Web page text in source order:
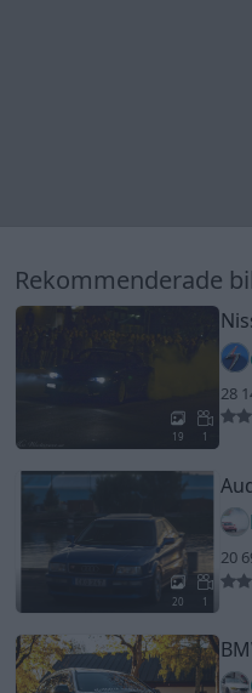
Rekommenderade
19 1
28
20 1
20